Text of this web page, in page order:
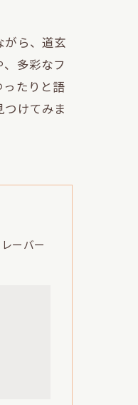
がら、道玄
多彩なフ
たりと語
けてみま
ーバー